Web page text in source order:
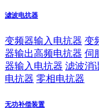
滤波电抗器
变频器输入电抗器 变
器输出高频电抗器 伺
器输入电抗器 滤波消
电抗器 零相电抗器
无功补偿装置